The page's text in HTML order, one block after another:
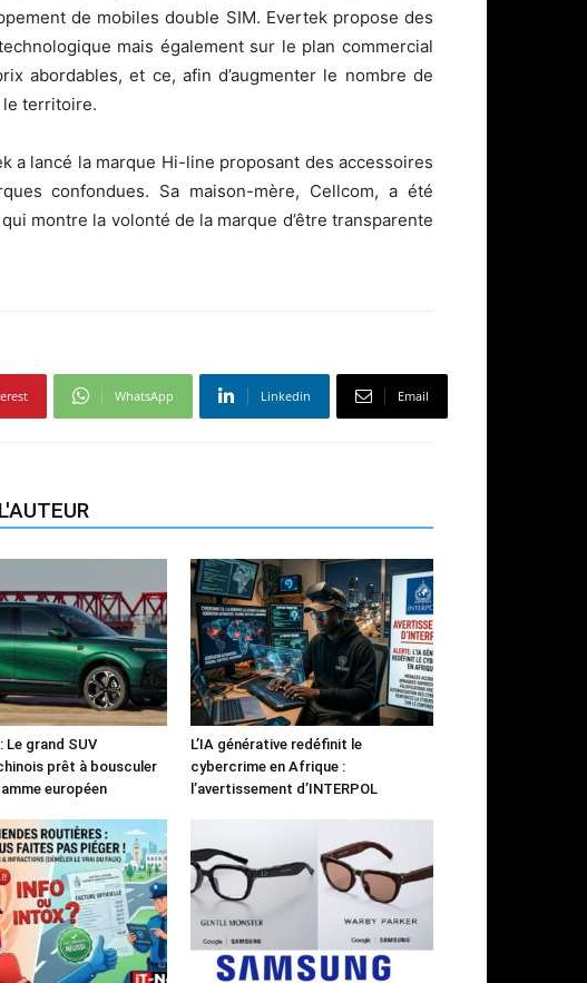
de mobiles double SIM. Evertek propose des
mais également sur le plan commercial
abordables, et ce, afin d’augmenter le nombre de
territoire.
a lancé la marque Hi-line proposant des accessoires
confondues. Sa maison-mère, Cellcom, a été
montre la volonté de la marque d’être transparente
WhatsApp Linkedin Email
Le grand SUV
prêt à bousculer
européen
L’IA générative redéfinit le
cybercrime en Afrique :
l’avertissement d’INTERPOL